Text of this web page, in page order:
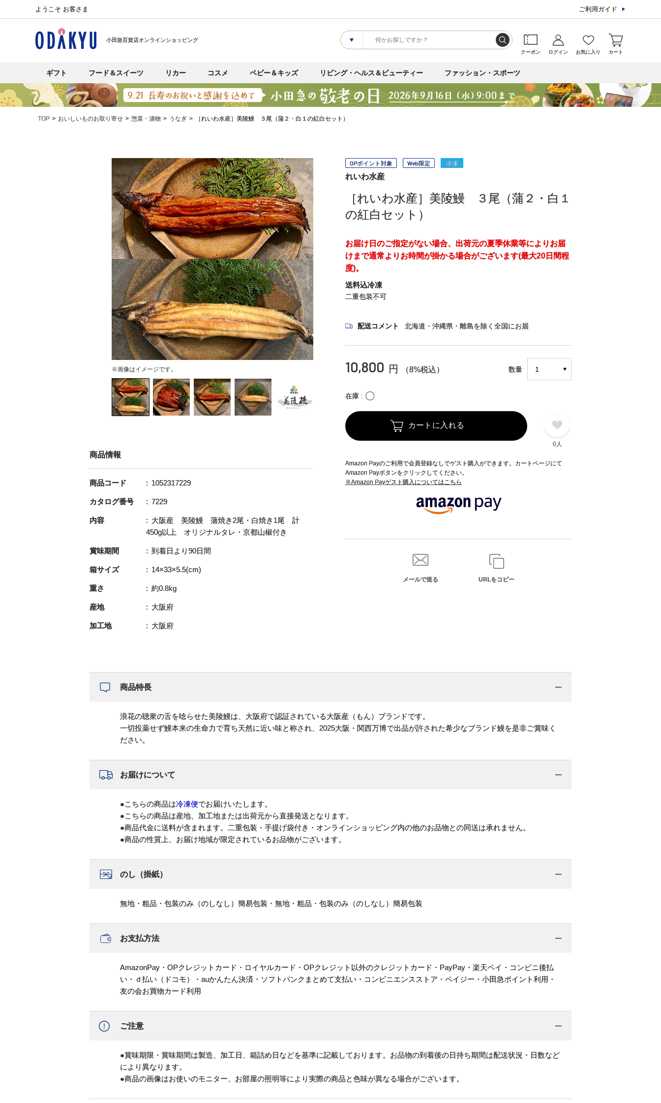
ようこそ お客さま ご利用ガイド
小田急百貨店オンラインショッピング
クーポン ログイン お気に入り カート
ギフト フード＆スイーツ リカー コスメ ベビー＆キッズ リビング・ヘルス＆ビューティー ファッション・スポーツ
TOP おいしいものお取り寄せ 惣菜・漬物 うなぎ ［れいわ水産］美陵鰻 ３尾（蒲２・白１の紅白セット）
※画像はイメージです。
OPポイント対象 Web限定 冷凍
れいわ水産
［れいわ水産］美陵鰻 ３尾（蒲２・白１
の紅白セット）
お届け日のご指定がない場合、出荷元の夏季休業等によりお届
けまで通常よりお時間が掛かる場合がございます(最大20日間程
度)。
送料込冷凍
二重包装不可
配送コメント 北海道・沖縄県・離島を除く全国にお届
10,800 円 （8%税込） 数量
在庫 〇
カートに入れる
0人
Amazon Payのご利用で会員登録なしでゲスト購入ができます。カートページにて
Amazon Payボタンをクリックしてください。
※Amazon Payゲスト購入についてはこちら
メールで送る URLをコピー
商品情報
商品コード 1052317229
カタログ番号 7229
内容
大阪産 美陵鰻 蒲焼き2尾・白焼き1尾 計
450g以上 オリジナルタレ・京都山椒付き
賞味期間 到着日より90日間
箱サイズ 14×33×5.5(cm)
重さ 約0.8kg
産地 大阪府
加工地 大阪府
商品特長
浪花の聴衆の舌を唸らせた美陵鰻は、大阪府で認証されている大阪産（もん）ブランドです。
一切投薬せず鰻本来の生命力で育ち天然に近い味と称され、2025大阪・関西万博で出品が許された希少なブランド鰻を是非ご賞味く
ださい。
お届けについて
●こちらの商品は冷凍便でお届けいたします。
●こちらの商品は産地、加工地または出荷元から直接発送となります。
●商品代金に送料が含まれます。二重包装・手提げ袋付き・オンラインショッピング内の他のお品物との同送は承れません。
●商品の性質上、お届け地域が限定されているお品物がございます。
のし（掛紙）
無地・粗品・包装のみ（のしなし）簡易包装・無地・粗品・包装のみ（のしなし）簡易包装
お支払方法
AmazonPay・OPクレジットカード・ロイヤルカード・OPクレジット以外のクレジットカード・PayPay・楽天ペイ・コンビニ後払
い・ｄ払い（ドコモ）・auかんたん決済・ソフトバンクまとめて支払い・コンビニエンスストア・ペイジー・小田急ポイント利用・
友の会お買物カード利用
ご注意
●賞味期限・賞味期間は製造、加工日、箱詰め日などを基準に記載しております。お品物の到着後の日持ち期間は配送状況・日数など
により異なります。
●商品の画像はお使いのモニター、お部屋の照明等により実際の商品と色味が異なる場合がございます。